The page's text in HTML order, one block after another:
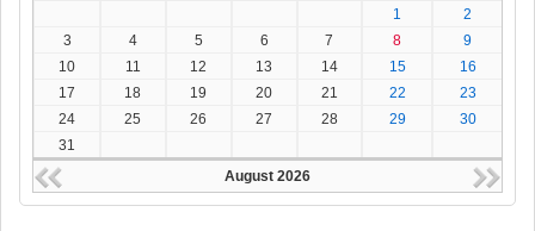
1
2
3
4 5 6 7 8
9
10
11 12 13 14 15
16
17
18 19 20 21 22
23
24
25 26 27 28 29
30
31
August 2026